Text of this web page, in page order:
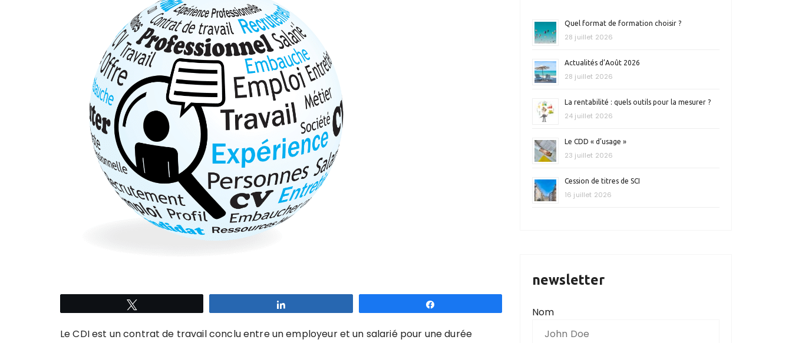
Le CDI est un contrat de travail conclu entre un employeur et un salarié pour une durée
Quel format de formation choisir ?
28 juillet 2026
Actualités d’Août 2026
28 juillet 2026
La rentabilité : quels outils pour la mesurer ?
24 juillet 2026
Le CDD « d’usage »
23 juillet 2026
Cession de titres de SCI
16 juillet 2026
newsletter
Nom